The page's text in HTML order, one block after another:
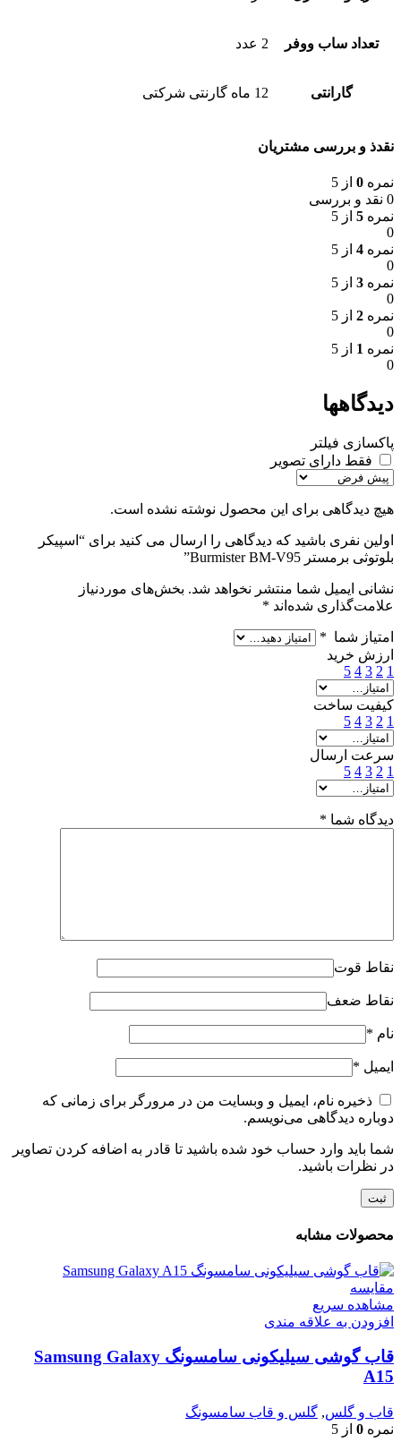
تعداد ساب ووفر 2 عدد
گارانتی 12 ماه گارنتی شرکتی
نقدذ و بررسی مشتریان
نمره 0 از 5
0 نقد و بررسی
نمره 5 از 5
0
نمره 4 از 5
0
نمره 3 از 5
0
نمره 2 از 5
0
نمره 1 از 5
0
دیدگاهها
پاکسازی فیلتر
فقط دارای تصویر
هیچ دیدگاهی برای این محصول نوشته نشده است.
اولین نفری باشید که دیدگاهی را ارسال می کنید برای “اسپیکر
بلوتوثی برمستر Burmister BM-V95”
نشانی ایمیل شما منتشر نخواهد شد. بخش‌های موردنیاز
علامت‌گذاری شده‌اند *
امتیاز شما *
ارزش خرید
1
2
3
4
5
کیفیت ساخت
1
2
3
4
5
سرعت ارسال
1
2
3
4
5
دیدگاه شما *
نقاط قوت
نقاط ضعف
نام *
ایمیل *
ذخیره نام، ایمیل و وبسایت من در مرورگر برای زمانی که
دوباره دیدگاهی می‌نویسم.
شما باید وارد حساب خود شده باشید تا قادر به اضافه کردن تصاویر
در نظرات باشید.
محصولات مشابه
مقایسه
مشاهده سریع
افزودن به علاقه مندی
قاب گوشی سیلیکونی سامسونگ Samsung Galaxy
A15
قاب و گلس, گلس و قاب سامسونگ
نمره 0 از 5